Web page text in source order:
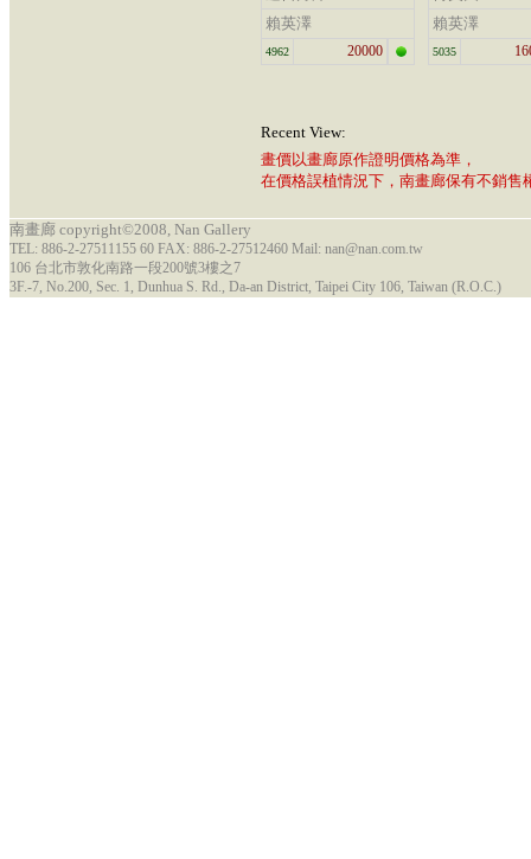
賴英澤
4962 20000
賴英澤
5035
Recent View:
畫價以畫廊原作證明價格為準，
在價格誤植情況下，南畫廊保有不銷售
南畫廊 copyright©2008, Nan Gallery
TEL: 886-2-27511155 60 FAX: 886-2-27512460 Mail: nan@nan.com.tw
106 台北市敦化南路一段200號3樓之7
3F.-7, No.200, Sec. 1, Dunhua S. Rd., Da-an District, Taipei City 106, Taiwan (R.O.C.)